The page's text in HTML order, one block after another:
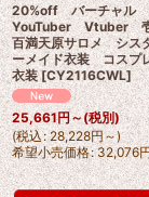
20%off バーチャル
YouTuber Vtuber
百満天原サロメ シス
ーメイド衣装 コスプ
衣装 [CY2116CWL]
25,661円～(税別)
(税込: 28,228円～)
希望小売価格: 32,076